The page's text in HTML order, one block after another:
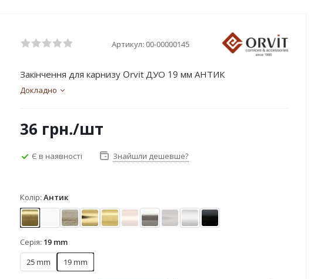
Артикул:00-00000145
Закінчення для карнизу Orvit ДУО 19 мм АНТИК
Докладно
36 грн./шт
Є в наявності Знайшли дешевше?
Колір:Антик
Антик АрктісБіле золото (матове)
ЗолотоЗолото матове
МідьНержавіюча сталь
ОніксСатинЧорний оксамит
Серія: 19 mm
25 mm
19 mm